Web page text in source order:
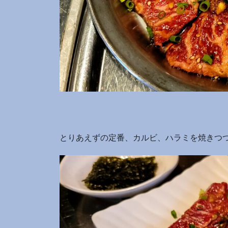
とりあえずの定番、カルビ、ハラミを焼きつ